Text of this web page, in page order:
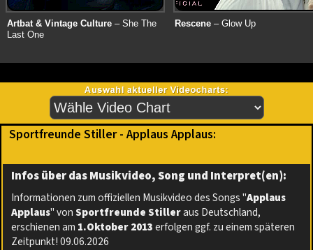
Artbat & Vintage Culture – She The
Last One
Rescene – Glow Up
Sportfreunde Stiller - Applaus Applaus:
Infos über das Musikvideo, Song und Interpret(en):
Informationen zum offiziellen Musikvideo des Songs "Applaus
Applaus" vonSportfreunde Stilleraus Deutschland,
erschienen am 1.Oktober 2013erfolgen ggf. zu einem späteren
Zeitpunkt! 09.06.2026